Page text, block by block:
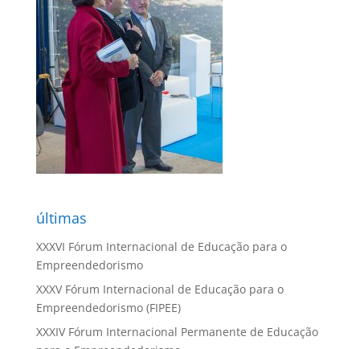
últimas
XXXVI Fórum Internacional de Educação para o
Empreendedorismo
XXXV Fórum Internacional de Educação para o
Empreendedorismo (FIPEE)
XXXIV Fórum Internacional Permanente de Educação